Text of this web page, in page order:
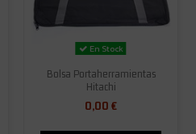
En Stock
Bolsa Portaherramientas
Hitachi
0,00 €